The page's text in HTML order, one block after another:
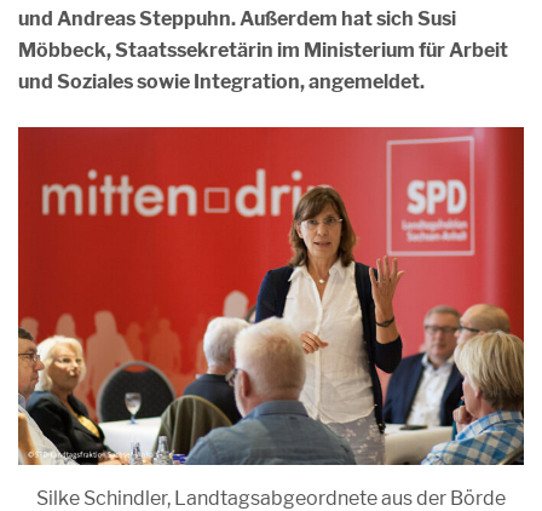
und Andreas Steppuhn. Außerdem hat sich Susi
Möbbeck, Staatssekretärin im Ministerium für Arbeit
und Soziales sowie Integration, angemeldet.
Silke Schindler, Landtagsabgeordnete aus der Börde